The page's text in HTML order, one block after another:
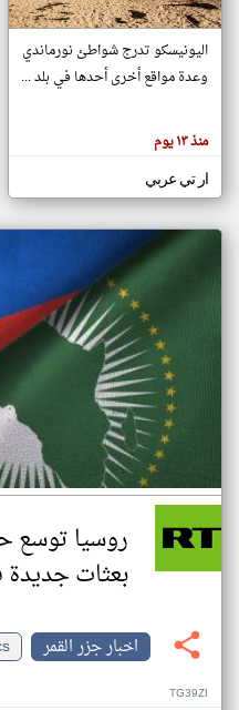
هنا عن
وجهة
كاتبيها.
اليونيسكو تدرج شواطئ نورماندي
وعدة مواقع أخرى أحدها في بلد ...
منذ ١٣ يوم
ار تي عربي
روسيا توسع
بعثات جديدة في 4 دول
اخبار جزر القمر
TG39ZI